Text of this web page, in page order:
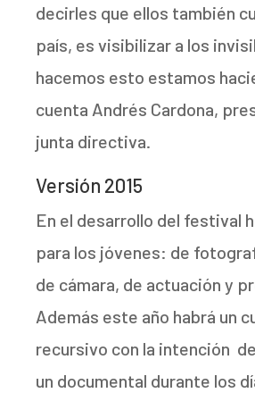
decirles que ellos también
país, es visibilizar a los
hacemos esto estamos
cuenta Andrés Cardona,
junta directiva.
Versión 2015
En el desarrollo del festival
para los jóvenes: de
de cámara, de actuación y
Además este año habrá un
recursivo con la intención
un documental durante los